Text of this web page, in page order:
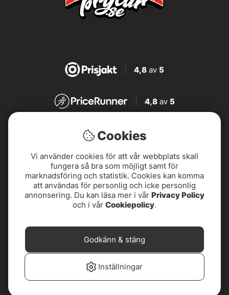
4,8av 5
4,8 av 5
4,7
4,7av5
leveransvillkor
Nyhetsbrev
Om oss Privacy policy
Cookies
Vi använder cookies för att vår webbplats skall
fungera så bra som möjligt samt för
marknadsföring och statistik. Cookies kan komma
att användas för personlig och icke personlig
annonsering. Du kan läsa mer i vår Privacy Policy
och i vår Cookiepolicy.
Inställningar
Godkänn & stäng